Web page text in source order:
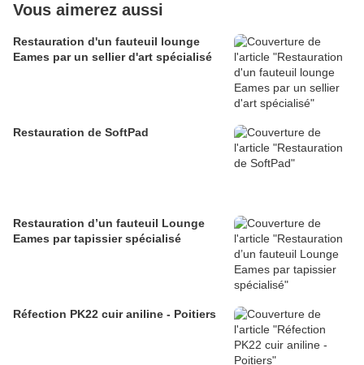
Vous aimerez aussi
Restauration d'un fauteuil lounge
Eames par un sellier d'art spécialisé
Restauration de SoftPad
Restauration d’un fauteuil Lounge
Eames par tapissier spécialisé
Réfection PK22 cuir aniline - Poitiers